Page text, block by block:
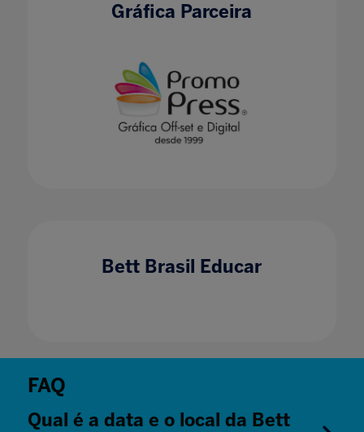
Gráfica Parceira
Bett Brasil Educar
FAQ
Qual é a data e o local da Bett